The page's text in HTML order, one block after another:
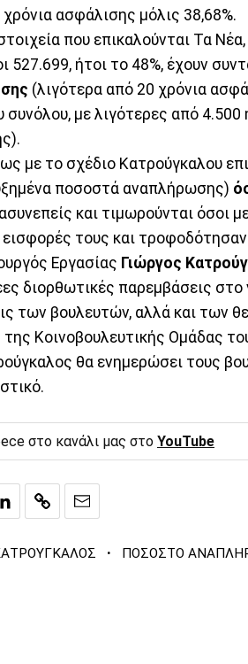
ασφάλισης μόλις 38,68%.
που επικαλούνται Τα
527.699, ήτοι το 48%, έχουν
(λιγότερα από 20 χρόνια
συνόλου, με λιγότερες από
με το σχέδιο Κατρούγκαλου
ποσοστά αναπλήρωσης)
και τιμωρούνται όσοι
εισφορές τους και
Εργασίας Γιώργος
διορθωτικές παρεμβάσεις
των βουλευτών, αλλά και των
της Κοινοβουλευτικής Ομάδας
θα ενημερώσει τους
στο κανάλι μας στο YouTube
· ΠΟΣΟΣΤΟ